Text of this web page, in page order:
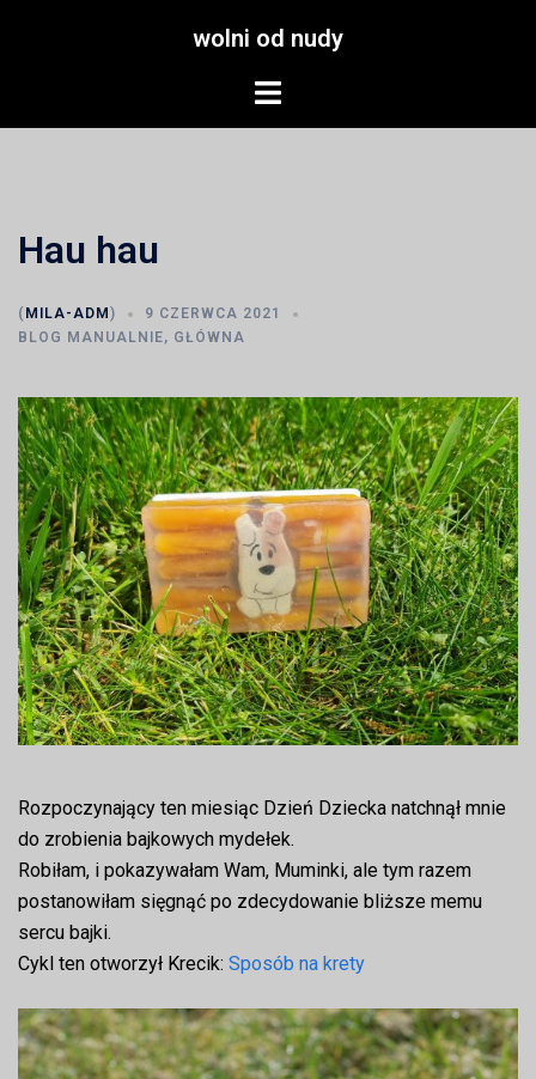
wolni od nudy
Menu
Hau hau
( MILA-ADM )
9 CZERWCA 2021
BLOG MANUALNIE, GŁÓWNA
Rozpoczynający ten miesiąc Dzień Dziecka natchnął mnie
do zrobienia bajkowych mydełek.
Robiłam, i pokazywałam Wam, Muminki, ale tym razem
postanowiłam sięgnąć po zdecydowanie bliższe memu
sercu bajki.
Cykl ten otworzył Krecik: Sposób na krety